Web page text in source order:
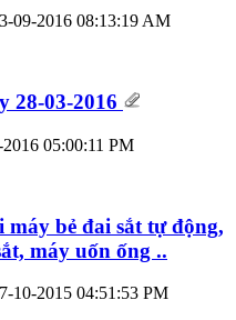
09-2016 08:13:19 AM
28-03-2016
2016 05:00:11 PM
bẻ đai sắt tự động,
máy uốn ống ..
10-2015 04:51:53 PM